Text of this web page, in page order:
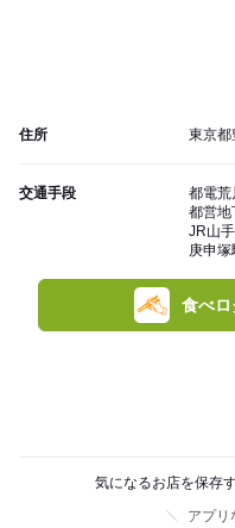
住所 東京都
交通手段
都電荒
都営地
JR山
庚申
食べロ
気になるお店を保存
アプリ